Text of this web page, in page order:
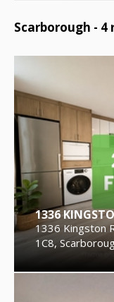
Scarborough - 4
1336
1336 Kingston
1C8,